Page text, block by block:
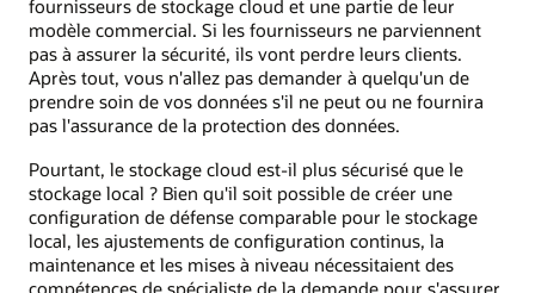
fournisseurs de stockage cloud et une partie de leur
modèle commercial. Si les fournisseurs ne parviennent
pas à assurer la sécurité, ils vont perdre leurs clients.
Après tout, vous n'allez pas demander à quelqu'un de
prendre soin de vos données s'il ne peut ou ne fournira
pas l'assurance de la protection des données.
Pourtant, le stockage cloud est-il plus sécurisé que le
stockage local ? Bien qu'il soit possible de créer une
configuration de défense comparable pour le stockage
local, les ajustements de configuration continus, la
maintenance et les mises à niveau nécessitaient des
compétences de spécialiste de la demande pour s'assurer